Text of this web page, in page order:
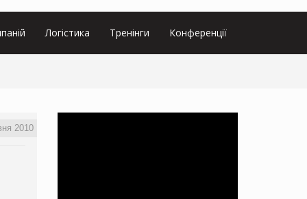
Логістика Тренінги Конференції
2010